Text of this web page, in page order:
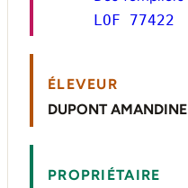
LOF 77422
ÉLEVEUR
DUPONT AMANDINE
PROPRIÉTAIRE